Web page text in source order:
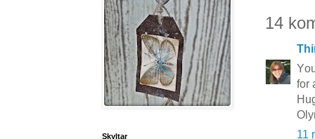
14
for
11
Skyltar